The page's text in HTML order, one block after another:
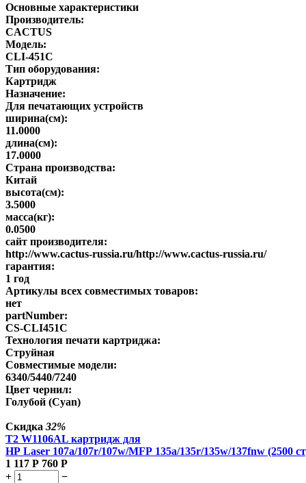
Основные характеристики
Производитель:
CACTUS
Модель:
CLI-451C
Тип оборудования:
Картридж
Назначение:
Для печатающих устройств
ширина(см):
11.0000
длина(см):
17.0000
Страна производства:
Китай
высота(см):
3.5000
масса(кг):
0.0500
сайт производителя:
http://www.cactus-russia.ru/http://www.cactus-russia.ru/
гарантия:
1 год
Артикулы всех совместимых товаров:
нет
partNumber:
CS-CLI451C
Технология печати картриджа:
Струйная
Совместимые модели:
6340/5440/7240
Цвет чернил:
Голубой (Cyan)
Скидка 32%
T2 W1106AL картридж для
HP Laser 107a/107r/107w/MFP 135a/135r/135w/137fnw (2500
1 117 Р 760 Р
+
−